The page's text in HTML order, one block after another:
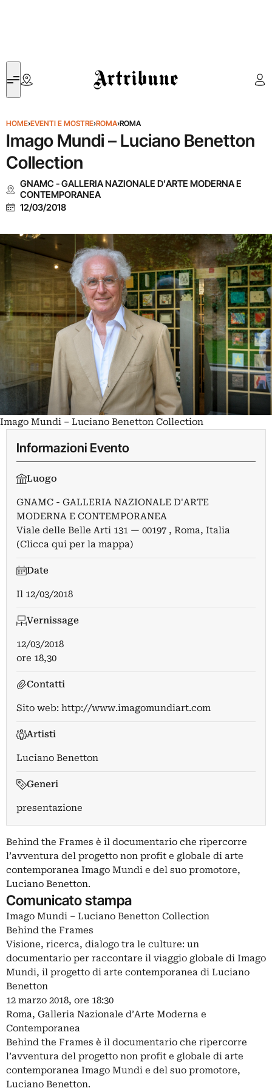
Artribune
HOME›EVENTI E MOSTRE›ROMA›ROMA
Imago Mundi – Luciano Benetton
Collection
GNAMC - GALLERIA NAZIONALE D'ARTE MODERNA E
CONTEMPORANEA
12/03/2018
Imago Mundi – Luciano Benetton Collection
Informazioni Evento
Luogo
GNAMC - GALLERIA NAZIONALE D'ARTE
MODERNA E CONTEMPORANEA
Viale delle Belle Arti 131 — 00197 , Roma, Italia
(Clicca qui per la mappa)
Date
Il 12/03/2018
Vernissage
12/03/2018
ore 18,30
Contatti
Sito web: http://www.imagomundiart.com
Artisti
Luciano Benetton
Generi
presentazione
Behind the Frames è il documentario che ripercorre
l’avventura del progetto non profit e globale di arte
contemporanea Imago Mundi e del suo promotore,
Luciano Benetton.
Comunicato stampa
Imago Mundi – Luciano Benetton Collection
Behind the Frames
Visione, ricerca, dialogo tra le culture: un
documentario per raccontare il viaggio globale di Imago
Mundi, il progetto di arte contemporanea di Luciano
Benetton
12 marzo 2018, ore 18:30
Roma, Galleria Nazionale d’Arte Moderna e
Contemporanea
Behind the Frames è il documentario che ripercorre
l’avventura del progetto non profit e globale di arte
contemporanea Imago Mundi e del suo promotore,
Luciano Benetton.